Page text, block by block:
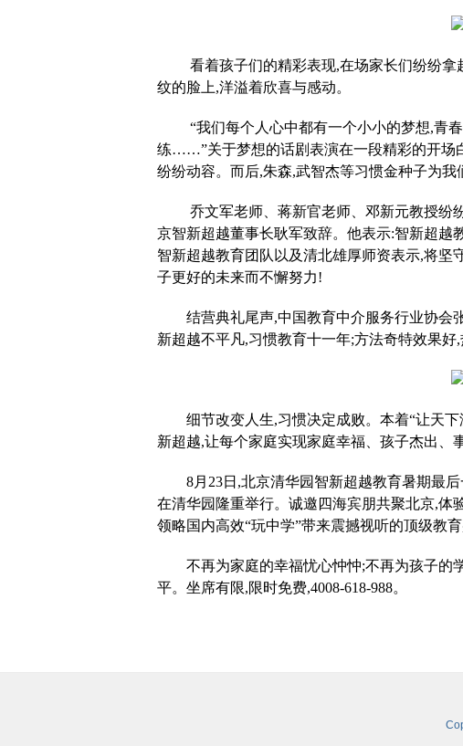
看着孩子们的精彩表现,在场家长们纷纷
纹的脸上,洋溢着欣喜与感动。
“我们每个人心中都有一个小小的梦想,青
练……”关于梦想的话剧表演在一段精彩的开场
纷纷动容。而后,朱森,武智杰等习惯金种子为我
乔文军老师、蒋新官老师、邓新元教授纷
京智新超越董事长耿军致辞。他表示:智新超越
智新超越教育团队以及清北雄厚师资表示,将坚
子更好的未来而不懈努力!
结营典礼尾声,中国教育中介服务行业协会
新超越不平凡,习惯教育十一年;方法奇特效果好
细节改变人生,习惯决定成败。本着“让天
新超越,让每个家庭实现家庭幸福、孩子杰出、
8月23日,北京清华园智新超越教育暑期最
在清华园隆重举行。诚邀四海宾朋共聚北京,体
领略国内高效“玩中学”带来震撼视听的顶级教育
不再为家庭的幸福忧心忡忡;不再为孩子的
平。坐席有限,限时免费,4008-618-988。